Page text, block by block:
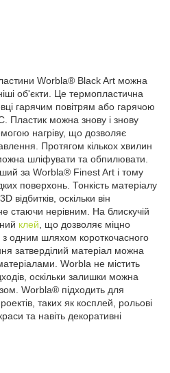
Worbla® Black Art можна
об'єкти. Це термопластична
гарячим повітрям або гарячою
Пластик можна знову і знову
нагріву, що дозволяє
Протягом кількох хвилин
шліфувати та обпилювати.
за Worbla® Finest Art і тому
поверхонь. Тонкість матеріалу
відбитків, оскільки він
стаючи нерівним. На блискучій
клей, що дозволяє міцно
з одним шляхом короткочасного
затверділий матеріал можна
Worbla не містить
оскільки залишки можна
Worbla® підходить для
таких як косплей, рольові
та навіть декоративні